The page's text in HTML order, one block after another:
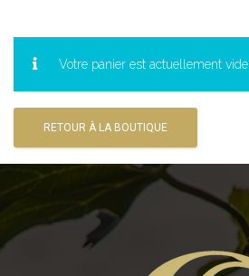
Votre panier est actuellement vide.
RETOUR À LA BOUTIQUE